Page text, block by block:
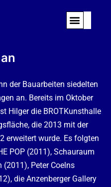
der Bauarbeiten siedelten
an. Bereits im Oktober
Hilger die BROTKunsthalle
die 2013 mit der
erweitert wurde. Es folgten
POP (2011), Schauraum
(2011), Peter Coelns
die Anzenberger Gallery